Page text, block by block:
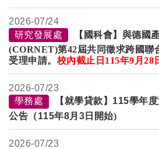
2026-07/24
研究發展處
【國科會】與德國
(CORNET)第42屆共同徵求跨國聯
受理申請。 校內截止日 115年9月 28
2026-07/23
學務處
【就學貸款】 115學年
公告（115年8月 3 日開始)
2026-07/23